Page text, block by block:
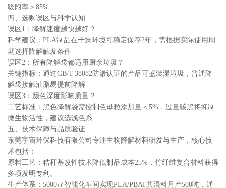
吸附率＞85%
四、选购误区与科学认知
误区1：降解速度越快越好？
科学建议：PLA制品在干燥环境可稳定保存2年，需根据实际使用周
期选择降解触发条件
误区2：所有降解袋都适用厨余垃圾？
关键指标：通过GB/T 38082防渗认证的产品可盛装湿垃圾，普通降
解袋接触油脂易提前降解
误区3：颜色深度影响质量？
工艺标准：黑色降解袋需控制色母粒添加量＜5%，过量碳黑将抑制
微生物活性，建议选浅色系
五、技术保障与品质验证
东莞宇宙环保科技有限公司专注生物降解材料研发与生产，核心技
术包括：
原料工艺：秸秆基改性技术降低制品成本25%，竹纤维复合材料获得
多项发明专利。
生产体系：5000㎡智能化车间实现PLA/PBAT共混料月产500吨，通